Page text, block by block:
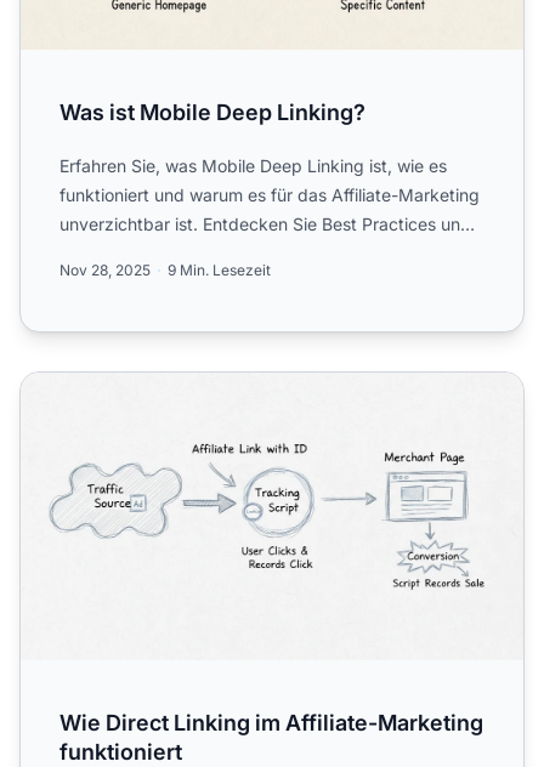
Was ist Mobile Deep Linking?
Erfahren Sie, was Mobile Deep Linking ist, wie es
funktioniert und warum es für das Affiliate-Marketing
unverzichtbar ist. Entdecken Sie Best Practices und
Nov 28, 2025 9 Min. Lesezeit
Wie Direct Linking im Affiliate-Marketing funktioniert
Wie Direct Linking im Affiliate-Marketing
funktioniert